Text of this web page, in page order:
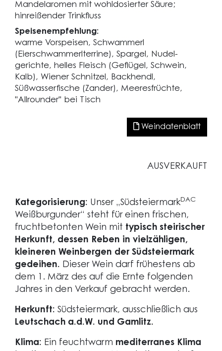
Mandelaromen mit wohldosierter Säure;
hinreißender Trinkfluss
Speisenempfehlung:
warme Vorspeisen, Schwammerl
(Eierschwammerlterrine), Spargel, Nudel-
gerichte, helles Fleisch (Geflügel, Schwein,
Kalb), Wiener Schnitzel, Backhendl,
Süßwasserfische (Zander), Meeresfrüchte,
"Allrounder" bei Tisch
Weindatenblatt
AUSVERKAUFT
Kategorisierung: Unser „SüdsteiermarkDAC
Weißburgunder“ steht für einen frischen,
fruchtbetonten Wein mit typisch steirischer
Herkunft, dessen Reben in vielzähligen,
kleineren Weinbergen der Südsteiermark
gedeihen. Dieser Wein darf frühestens ab
dem 1. März des auf die Ernte folgenden
Jahres in den Verkauf gebracht werden.
Herkunft: Südsteiermark, ausschließlich aus
Leutschach a.d.W. und Gamlitz.
Klima: Ein feuchtwarm mediterranes Klima